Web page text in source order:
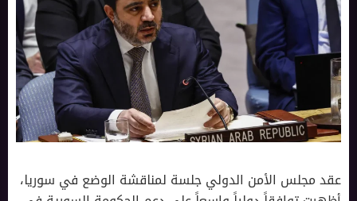
عقد مجلس الأمن الدولي جلسة لمناقشة الوضع في سوريا،